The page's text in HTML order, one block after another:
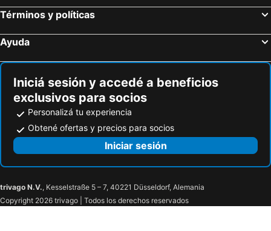
Términos y políticas
Ayuda
Iniciá sesión y accedé a beneficios
exclusivos para socios
Personalizá tu experiencia
Obtené ofertas y precios para socios
Iniciar sesión
trivago N.V., Kesselstraße 5 – 7, 40221 Düsseldorf, Alemania
Copyright 2026 trivago | Todos los derechos reservados